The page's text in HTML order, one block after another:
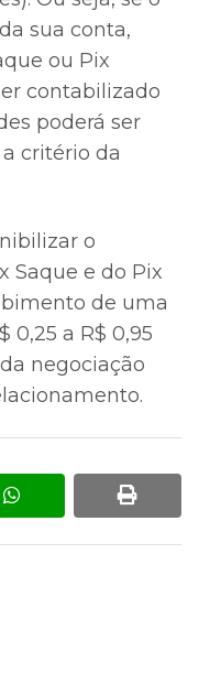
sua conta,
ou Pix
contabilizado
poderá ser
critério da
o
Saque e do Pix
de uma
0,25 a R$ 0,95
negociação
whatsapp print